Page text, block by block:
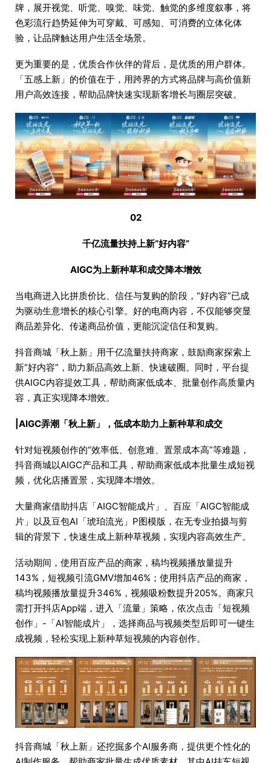
牌，展开视觉、听觉、嗅觉、味觉、触觉的多维度叙事，将
色彩流行趋势延伸为可穿戴、可感知、可消费的立体化体
验，让品牌触达用户生活全场景。
更为重要的是，优质合作伙伴的背后，是优质的用户群体。
「五感上新」的价值在于，用跨界的方式将品牌与高价值新
用户高效连接，帮助品牌快速实现新客增长与圈层突破。
02
千亿流量扶持上新“好内容”
AIGC为上新种草和成交降本增效
当电商进入比拼质价比、信任与复购的阶段，“好内容”已成
为驱动生意增长的核心引擎。好的电商内容，不仅能够突显
商品差异化、传递商品价值，更能沉淀信任和复购。
抖音商城「秋上新」用千亿流量扶持商家，鼓励商家探索上
新“好内容”，助力新品高效上新、快速破圈。同时，平台提
供AIGC内容提效工具，帮助商家低成本、批量创作高质量内
容，真正实现降本增效。
|AIGC弄潮「秋上新」，低成本助力上新种草和成交
针对短视频创作的“效率低、创意难、置景成本高”等难题，
抖音商城以AIGC产品和工具，帮助商家低成本批量生成短视
频，优化店播置景，实现降本增效。
大量商家借助抖店「AIGC智能成片」、百应「AIGC智能成
片」以及豆包AI「琥珀流光」P图模版，在无专业拍摄与剪
辑的背景下，快速生成上新种草视频，实现内容高效生产。
活动期间，使用百应产品的商家，稿均视频播放量提升
143%，短视频引流GMV增加46%；使用抖店产品的商家，
稿均视频播放量提升346%，视频吸粉数提升205%。商家只
需打开抖店App端，进入「流量」策略，依次点击「短视频
创作」-「AI智能成片」，选择商品与视频类型后即可一键生
成视频，轻松实现上新种草短视频的内容创作。
抖音商城「秋上新」还挖掘多个AI服务商，提供更个性化的